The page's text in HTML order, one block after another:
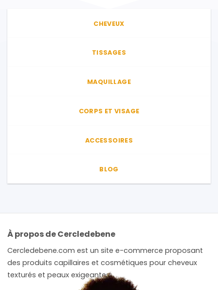
CHEVEUX
TISSAGES
MAQUILLAGE
CORPS ET VISAGE
ACCESSOIRES
BLOG
À propos de Cercledebene
Cercledebene.com est un site e-commerce proposant
des produits capillaires et cosmétiques pour cheveux
texturés et peaux exigeantes.